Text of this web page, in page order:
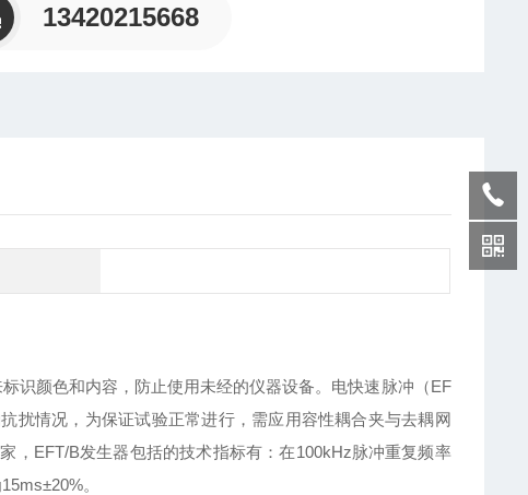
13420215668
识颜色和内容，防止使用未经的仪器设备。电快速脉冲（EF
扰情况，为保证试验正常进行，需应用容性耦合夹与去耦网
，EFT/B发生器包括的技术指标有：在100kHz脉冲重复频率
。